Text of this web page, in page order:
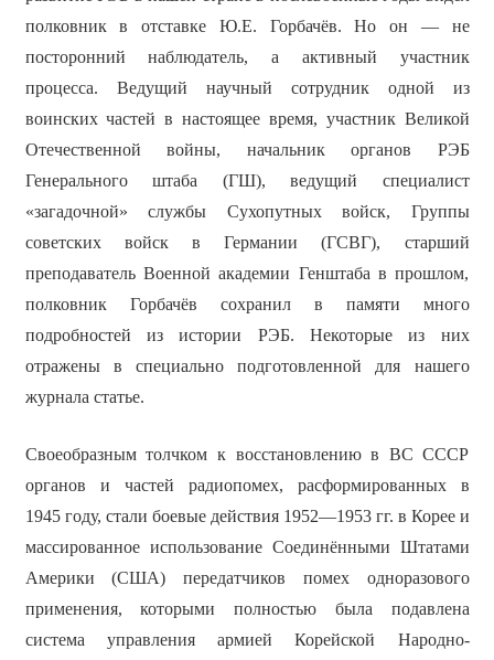
полковник в отставке Ю.Е. Горбачёв. Но он — не
посторонний наблюдатель, а активный участник
процесса. Ведущий научный сотрудник одной из
воинских частей в настоящее время, участник Великой
Отечественной войны, начальник органов РЭБ
Генерального штаба (ГШ), ведущий специалист
«загадочной» службы Сухопутных войск, Группы
советских войск в Германии (ГСВГ), старший
преподаватель Военной академии Генштаба в прошлом,
полковник Горбачёв сохранил в памяти много
подробностей из истории РЭБ. Некоторые из них
отражены в специально подготовленной для нашего
журнала статье.
Своеобразным толчком к восстановлению в ВС СССР
органов и частей радиопомех, расформированных в
1945 году, стали боевые действия 1952—1953 гг. в Корее и
массированное использование Соединёнными Штатами
Америки (США) передатчиков помех одноразового
применения, которыми полностью была подавлена
система управления армией Корейской Народно-